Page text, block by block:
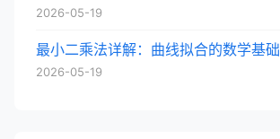
2026-05-19
最小二乘法详解：曲线拟合的数学基础
2026-05-19